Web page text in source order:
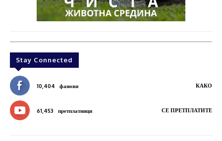
Stay Connected
10,404 фанови КАКО
61,453 претплатници СЕ ПРЕТПЛАТИТЕ